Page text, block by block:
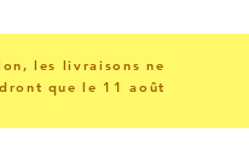
les livraisons ne
que le 11 août